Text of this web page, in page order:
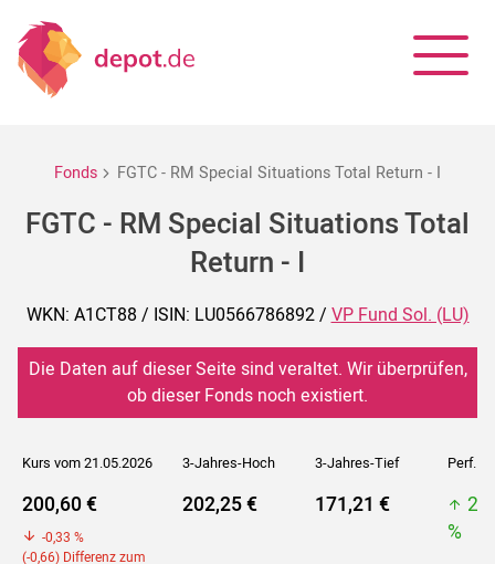
Fonds FGTC - RM Special Situations Total Return - I
FGTC - RM Special Situations Total
Return - I
WKN: A1CT88 / ISIN: LU0566786892 /VP Fund Sol. (LU)
Die Daten auf dieser Seite sind veraltet. Wir überprüfen,
ob dieser Fonds noch existiert.
Kurs vom 21.05.2026 3-Jahres-Hoch 3-Jahres-Tief Perf. 5J
200,60 €
-0,33 %
(-0,66) Differenz zum
202,25 € 171,21 €
%